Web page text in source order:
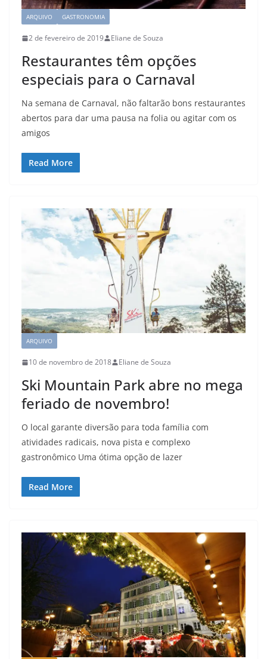
ARQUIVO GASTRONOMIA
2 de fevereiro de 2019 Eliane de Souza
Restaurantes têm opções
especiais para o Carnaval
Na semana de Carnaval, não faltarão bons restaurantes
abertos para dar uma pausa na folia ou agitar com os
amigos
Read More
ARQUIVO
10 de novembro de 2018 Eliane de Souza
Ski Mountain Park abre no mega
feriado de novembro!
O local garante diversão para toda família com
atividades radicais, nova pista e complexo
gastronômico Uma ótima opção de lazer
Read More